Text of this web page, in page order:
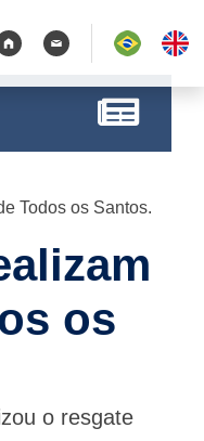
Todos os Santos.
os
o resgate